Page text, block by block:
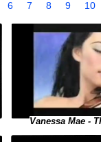
6 7 8 9 10
Vanessa Mae -